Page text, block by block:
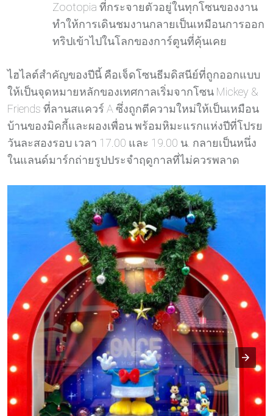
Zootopia ที่กระจายตัวอยู่ในทุกโซนของงาน
ทำให้การเดินชมงานกลายเป็นเหมือนการออก
ทริปเข้าไปในโลกของการ์ตูนที่คุ้นเคย
ไฮไลต์สำคัญของปีนี้ คือเจ็ดโซนธีมดิสนีย์ที่ถูกออกแบบ
ให้เป็นจุดหมายหลักของเทศกาลเริ่มจากโซน Mickey &
Friends ที่ลานสแควร์ A ซึ่งถูกตีความใหม่ให้เป็นเหมือน
บ้านของมิคกี้และผองเพื่อน พร้อมหิมะแรกแห่งปีที่โปรย
วันละสองรอบ เวลา 17.00 และ 19.00 น. กลายเป็นหนึ่ง
ในแลนด์มาร์กถ่ายรูปประจำฤดูกาลที่ไม่ควรพลาด